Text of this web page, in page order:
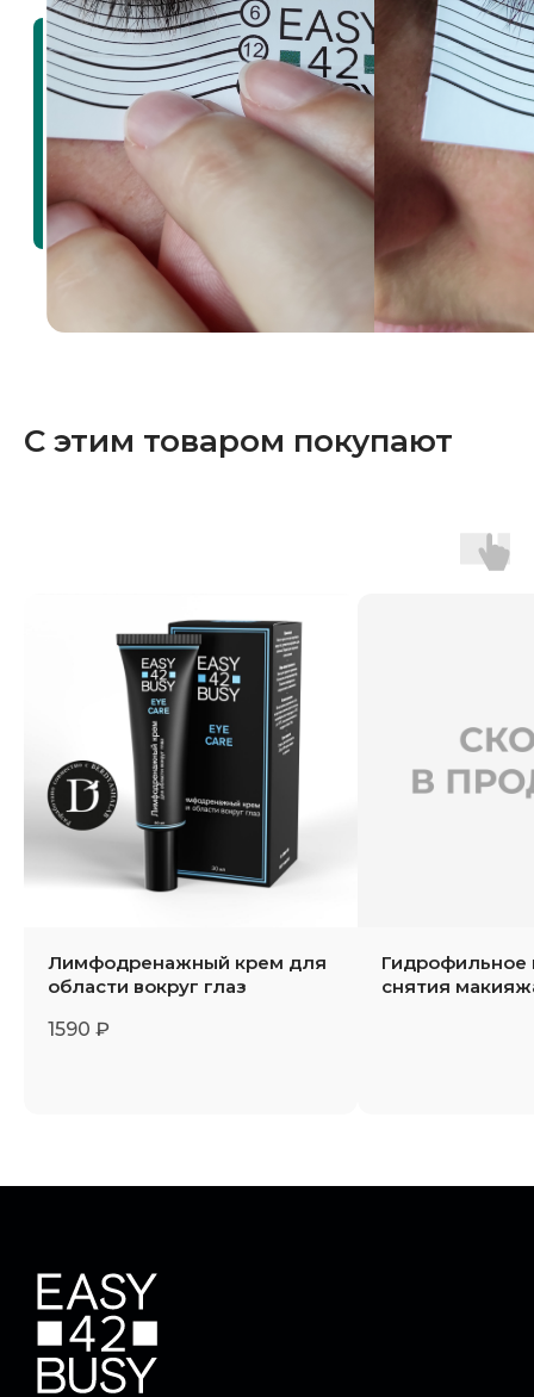
С этим товаром покупают
Лимфодренажный крем для
области вокруг глаз
1590 ₽
Гидрофильное
снятия
Остались вопросы?
Даю Согласие на обработку
персональных данных в
соответствии с
Политикой
обработки персональных данных
ОТПРАВИТЬ
Телефон
+7 499 288-73-57
e42b.sales@fdacompany.ru
Пользовательское соглашение
Договор оферты
Контакты